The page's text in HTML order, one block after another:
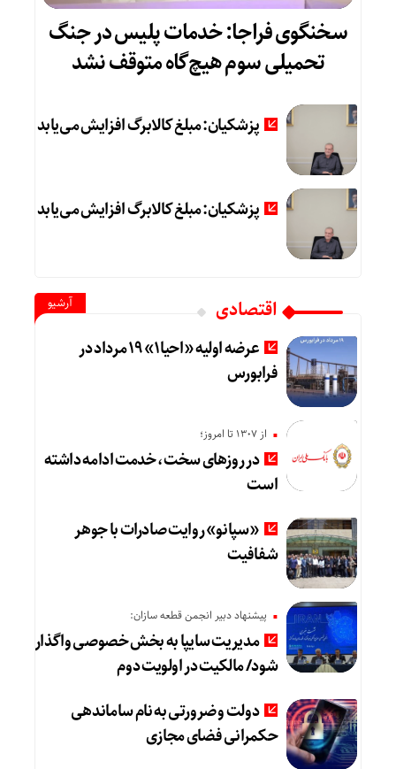
سخنگوی فراجا: خدمات پلیس در جنگ
تحمیلی سوم هیچ‌گاه متوقف نشد
پزشکیان: مبلغ کالابرگ افزایش می‌یابد
پزشکیان: مبلغ کالابرگ افزایش می‌یابد
اقتصادی آرشیو
عرضه اولیه «احیا۱» ۱۹ مرداد در
فرابورس
از ۱۳۰۷ تا امروز؛
در روزهای سخت، خدمت ادامه داشته
است
«سپانو» روایت صادرات با جوهر
شفافیت
پیشنهاد دبیر انجمن قطعه سازان:
مدیریت سایپا به بخش خصوصی واگذار
شود/ مالکیت در اولویت دوم
دولت و ضرورتی به نام ساماندهی
حکمرانی فضای مجازی